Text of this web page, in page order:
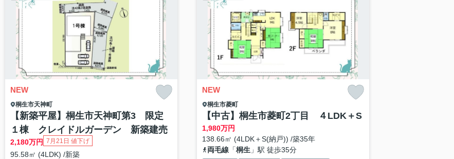
NEW
桐生市天神町
【新築平屋】桐生市天神町第3 限定
１棟 クレイドルガーデン 新築建売
2,180万円 7月21日 値下げ
95.58㎡ (4LDK) /新築
NEW
桐生市菱町
【中古】桐生市菱町2丁目 ４LDK＋S
1,980万円
138.66㎡ (4LDK＋S(納戸)) /築35年
両毛線「桐生 」駅 徒歩35分